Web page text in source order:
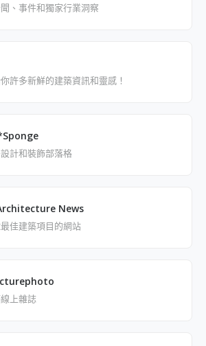
、事件和獨家行業洞察
許多新鮮的建築資訊和靈感！
計和裝飾部落格
News
佳建築項目的網站
上雜誌